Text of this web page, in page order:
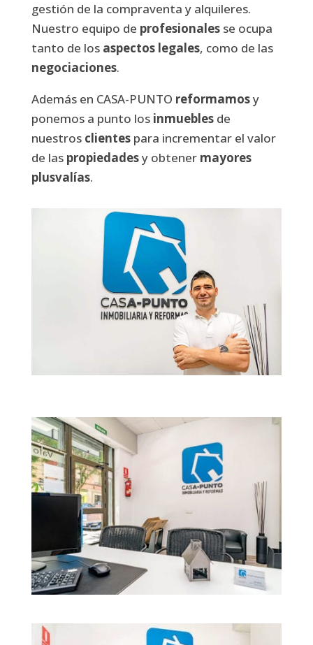
gestión de la compraventa y alquileres.
Nuestro equipo de profesionalesse ocupa
tanto de los aspectos legales, como de las
negociaciones.
Además en CASA-PUNTO reformamosy
ponemos a punto los inmueblesde
nuestros clientespara incrementar el valor
de las propiedadesy obtener mayores
plusvalías.